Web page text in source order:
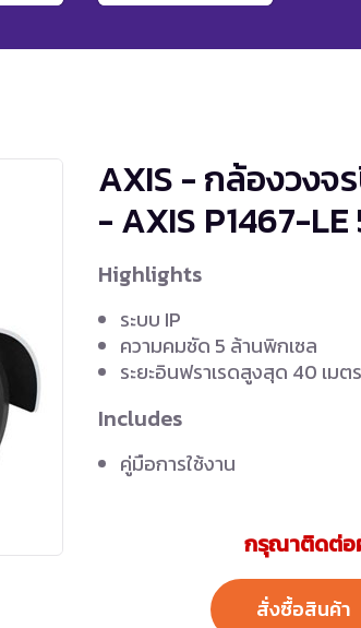
AXIS - กล้องวงจ
- AXIS P1467-LE
Highlights
ระบบ IP
ความคมชัด 5 ล้านพิกเซล
ระยะอินฟราเรดสูงสุด 40 เมตร
Includes
คู่มือการใช้งาน
กรุณาติดต่อ
สั่งซื้อสินค้า